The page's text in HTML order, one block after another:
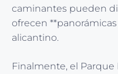
caminantes pueden
ofrecen
alicantino.
Finalmente, el Parque